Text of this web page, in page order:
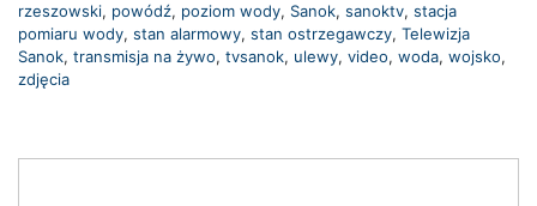
rzeszowski, powódź, poziom wody, Sanok, sanoktv, stacja
pomiaru wody, stan alarmowy, stan ostrzegawczy, Telewizja
Sanok, transmisja na żywo, tvsanok, ulewy, video, woda, wojsko,
zdjęcia